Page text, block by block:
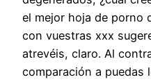
el mejor hoja de porno
con vuestras xxx
atrevéis, claro. Al
comparación a puedas